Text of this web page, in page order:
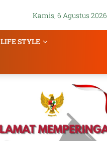
Kamis, 6 Agustus 2026
LIFE STYLE